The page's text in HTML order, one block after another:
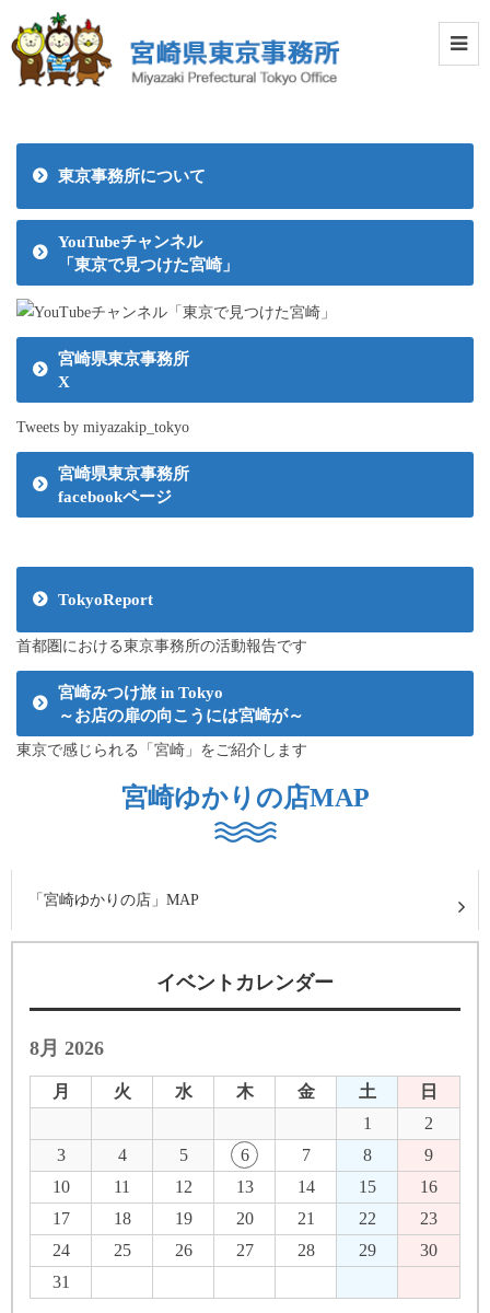
東京事務所について
YouTubeチャンネル
「東京で見つけた宮崎」
宮崎県東京事務所
X
Tweets by miyazakip_tokyo
宮崎県東京事務所
facebookページ
TokyoReport
首都圏における東京事務所の活動報告です
宮崎みつけ旅 in Tokyo
～お店の扉の向こうには宮崎が～
東京で感じられる「宮崎」をご紹介します
宮崎ゆかりの店MAP
「宮崎ゆかりの店」MAP
イベントカレンダー
8月 2026
月 火 水 木 金 土
日
1
2
3
4 5 6 7 8
9
10
11 12 13 14 15
16
17
18 19 20 21 22
23
24
25 26 27 28 29
30
31